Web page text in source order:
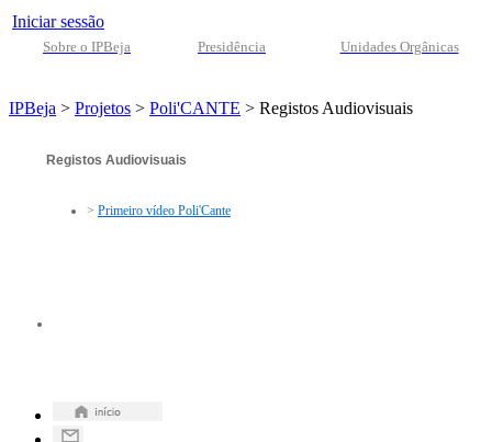
Iniciar sessão
Sobre o IPBeja Presidência Unidades Orgânicas
IPBeja > Projetos > Poli'CANTE > Registos Audiovisuais
Registos Audiovisuais
> Primeiro vídeo Poli'Cante